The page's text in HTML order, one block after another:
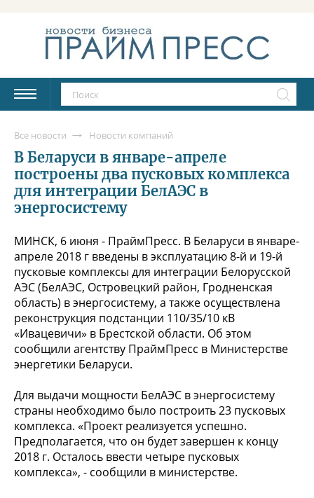
Все новости Новости компаний
В Беларуси в январе-апреле
построены два пусковых комплекса
для интеграции БелАЭС в
энергосистему
МИНСК, 6 июня - ПраймПресс. В Беларуси в январе-
апреле 2018 г введены в эксплуатацию 8-й и 19-й
пусковые комплексы для интеграции Белорусской
АЭС (БелАЭС, Островецкий район, Гродненская
область) в энергосистему, а также осуществлена
реконструкция подстанции 110/35/10 кВ
«Ивацевичи» в Брестской области. Об этом
сообщили агентству ПраймПресс в Министерстве
энергетики Беларуси.
Для выдачи мощности БелАЭС в энергосистему
страны необходимо было построить 23 пусковых
комплекса. «Проект реализуется успешно.
Предполагается, что он будет завершен к концу
2018 г. Осталось ввести четыре пусковых
комплекса», - сообщили в министерстве.